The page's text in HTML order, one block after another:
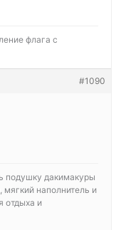
флага с
#1090
подушку дакимакуры
наполнитель и
отдыха и